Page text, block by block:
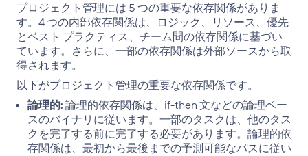
プロジェクト管理には 5 つの重要な依存関係がありま
す。4 つの内部依存関係は、ロジック、リソース、優先
とベスト プラクティス、チーム間の依存関係に基づい
ています。さらに、一部の依存関係は外部ソースから取
得されます。
以下がプロジェクト管理の重要な依存関係です。
論理的:論理的依存関係は、if-then 文などの論理ベー
スのバイナリに従います。一部のタスクは、他のタス
クを完了する前に完了する必要があります。論理的依
存関係は、最初から最後までの予測可能なパスに従い